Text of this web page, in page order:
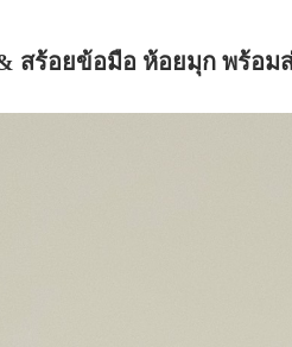
สร้อยข้อมือ ห้อยมุก พร้อม